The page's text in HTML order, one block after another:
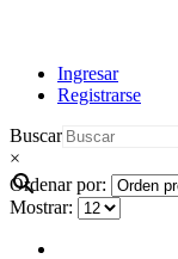
Ingresar
Registrarse
Buscar
×
Ordenar por:
Mostrar: